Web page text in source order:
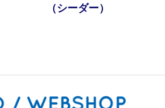
（シーダー）